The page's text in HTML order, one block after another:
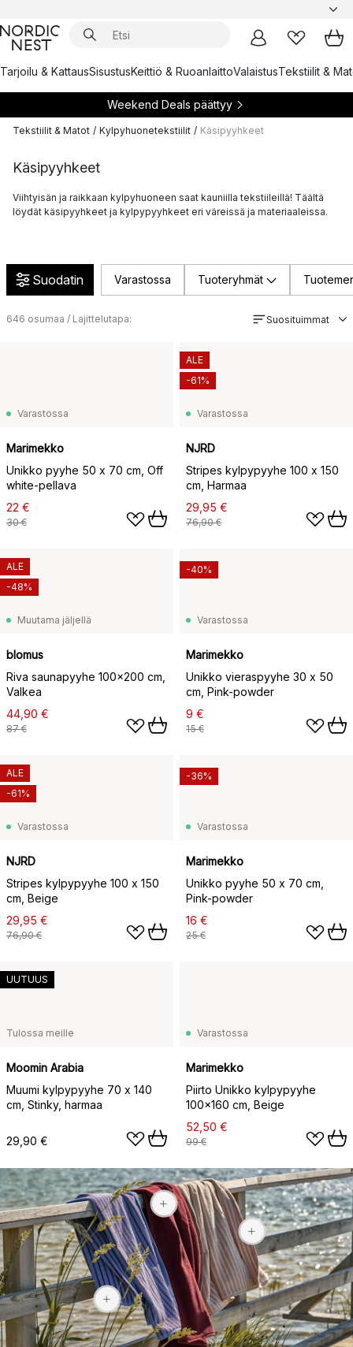
Tarjoilu & KattausSisustusKeittiö & RuoanlaittoValaistusTekstiilit &
Weekend Deals päättyy
Tekstiilit & Matot / Kylpyhuonetekstiilit / Käsipyyhkeet
Käsipyyhkeet
Viihtyisän ja raikkaan kylpyhuoneen saat kauniilla tekstiileillä! Täältä
löydät käsipyyhkeet ja kylpypyyhkeet eri väreissä ja materiaaleissa.
Suodatin Varastossa Tuoteryhmät
646 osumaa / Lajittelutapa: Suosituimmat
Varastossa
Marimekko
Unikko pyyhe 50 x 70 cm, Off
white-pellava
22 €
30 €
Varastossa
NJRD
Stripes kylpypyyhe 100 x 150
cm, Harmaa
29,95 €
76,90 €
ALE
-61%
Muutama jäljellä
blomus
Riva saunapyyhe 100x200 cm,
Valkea
44,90 €
87 €
ALE
-48%
Varastossa
Marimekko
Unikko vieraspyyhe 30 x 50
cm, Pink-powder
9 €
15 €
-40%
Varastossa
NJRD
Stripes kylpypyyhe 100 x 150
cm, Beige
29,95 €
76,90 €
ALE
-61%
Varastossa
Marimekko
Unikko pyyhe 50 x 70 cm,
Pink-powder
16 €
25 €
-36%
Tulossa meille
Moomin Arabia
Muumi kylpypyyhe 70 x 140
cm, Stinky, harmaa
29,90 €
UUTUUS
Varastossa
Marimekko
Piirto Unikko kylpypyyhe
100x160 cm, Beige
52,50 €
99 €
51 €
51 €
49,90 €